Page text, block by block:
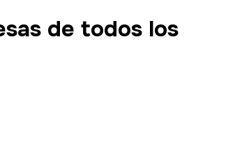
de todos los